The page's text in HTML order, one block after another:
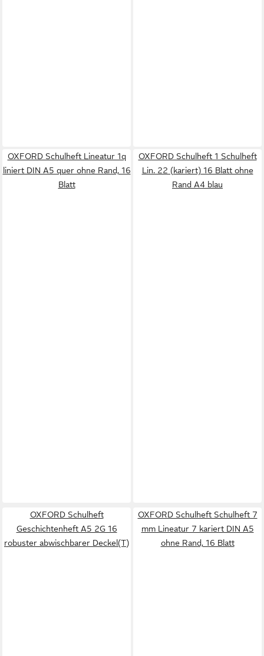
OXFORD Schulheft Lineatur 1q
liniert DIN A5 quer ohne Rand, 16
Blatt
OXFORD Schulheft 1 Schulheft
Lin. 22 (kariert) 16 Blatt ohne
Rand A4 blau
OXFORD Schulheft
Geschichtenheft A5 2G 16
robuster abwischbarer Deckel(T)
OXFORD Schulheft Schulheft 7
mm Lineatur 7 kariert DIN A5
ohne Rand, 16 Blatt